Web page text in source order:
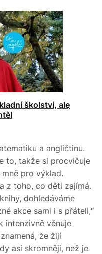
školství, ale
a angličtinu.
to, takže si procvičuje
pro výklad.
z toho, co děti zajímá.
dohledáváme
akce sami i s přáteli,“
intenzivně věnuje
že žijí
asi skromněji, než je